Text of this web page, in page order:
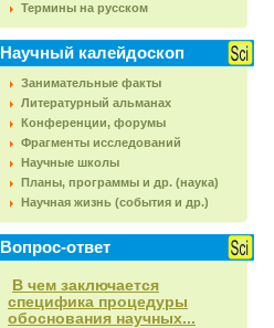
Термины на русском
Научный калейдоскоп
Занимательные факты
Литературный альманах
Конференции, форумы
Фрагменты исследований
Научные школы
Планы, программы и др. (наука)
Научная жизнь (события и др.)
Вопрос-ответ
В чем заключается
специфика процедуры
обоснования научных...